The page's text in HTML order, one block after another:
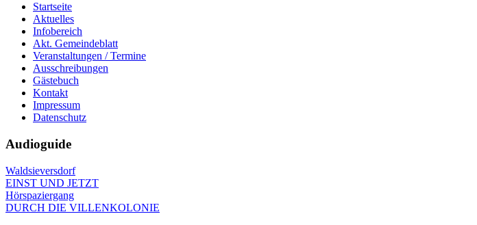
Startseite
Aktuelles
Infobereich
Akt. Gemeindeblatt
Veranstaltungen / Termine
Ausschreibungen
Gästebuch
Kontakt
Impressum
Datenschutz
Audioguide
Waldsieversdorf
EINST UND JETZT
Hörspaziergang
DURCH DIE VILLENKOLONIE